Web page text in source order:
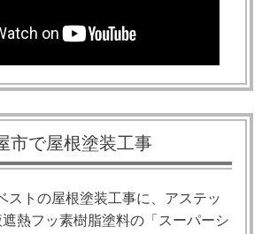
市で屋根塗装工事
ストの屋根塗装工事に、アステッ
熱フッ素樹脂塗料の「スーパーシ